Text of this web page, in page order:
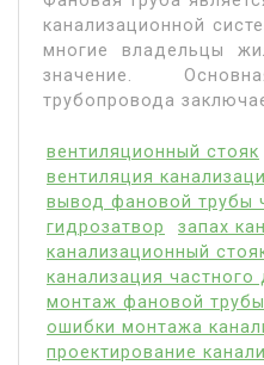
канализационной
многие владельцы
значение.
трубопровода
вентиляционный стояк
вентиляция
вывод фановой трубы
гидрозатвор
запах
канализационный
канализация частного
монтаж фановой трубы
ошибки монтажа
проектирование